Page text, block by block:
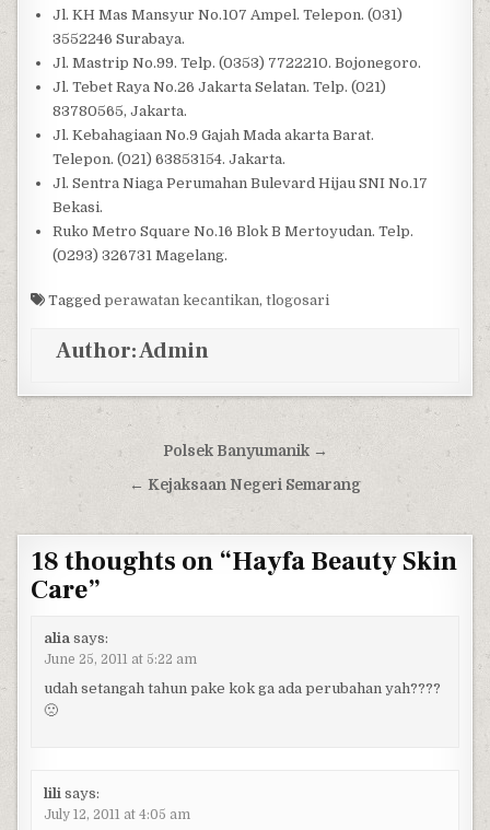
Jl. KH Mas Mansyur No.107 Ampel. Telepon. (031)
3552246 Surabaya.
Jl. Mastrip No.99. Telp. (0353) 7722210. Bojonegoro.
Jl. Tebet Raya No.26 Jakarta Selatan. Telp. (021)
83780565, Jakarta.
Jl. Kebahagiaan No.9 Gajah Mada akarta Barat.
Telepon. (021) 63853154. Jakarta.
Jl. Sentra Niaga Perumahan Bulevard Hijau SNI No.17
Bekasi.
Ruko Metro Square No.16 Blok B Mertoyudan. Telp.
(0293) 326731 Magelang.
Taggedperawatan kecantikan,tlogosari
Author:Admin
Post navigationPolsek Banyumanik →
← Kejaksaan Negeri Semarang
18 thoughts on “Hayfa Beauty Skin
Care”
alia says:
June 25, 2011 at 5:22 am
udah setangah tahun pake kok ga ada perubahan yah????
🙁
lili says:
July 12, 2011 at 4:05 am